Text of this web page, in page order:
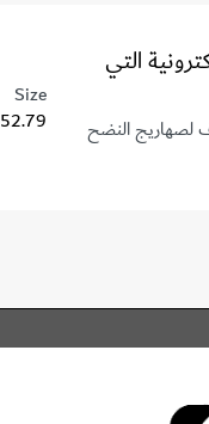
الإلكترونية التي
التي تصرف لصهاريج النضح
Size
52.79 KB